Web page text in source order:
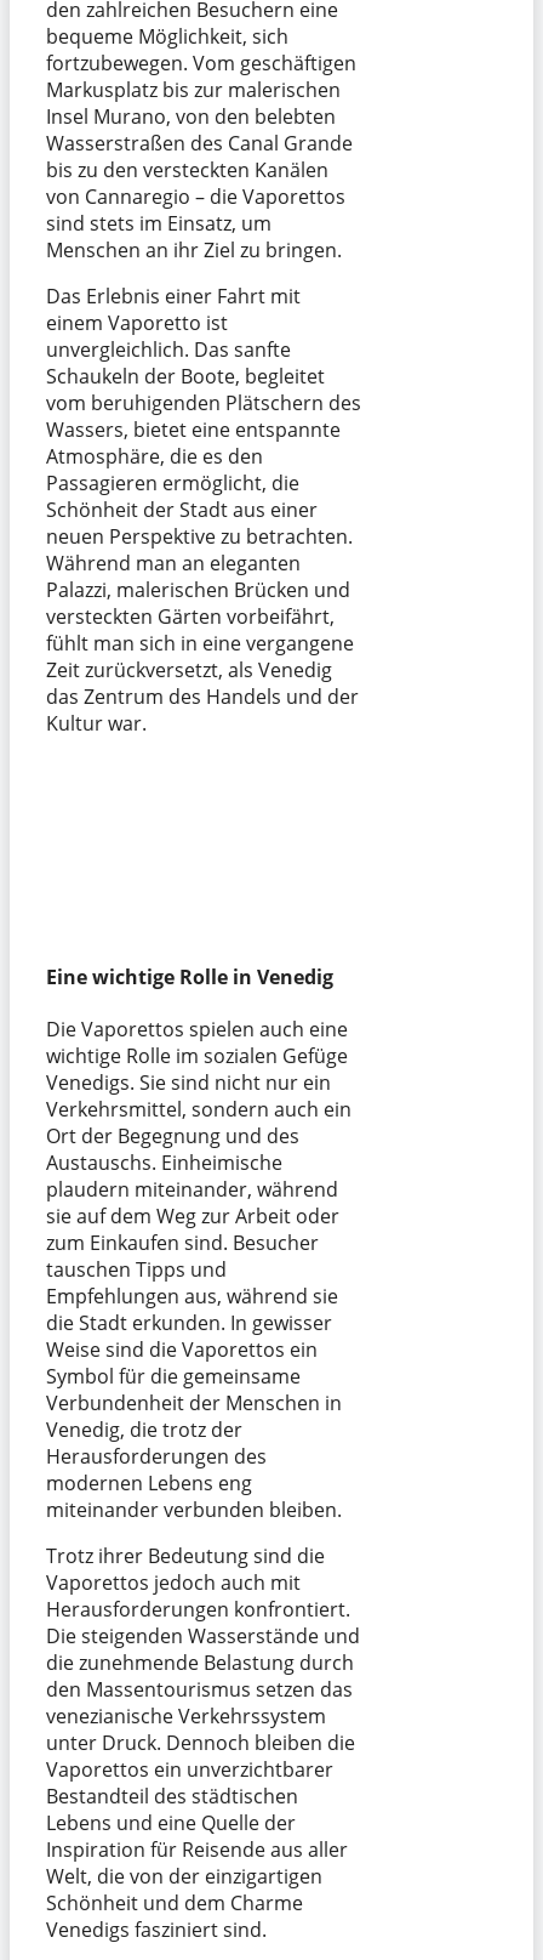
den zahlreichen Besuchern eine
bequeme Möglichkeit, sich
fortzubewegen. Vom geschäftigen
Markusplatz bis zur malerischen
Insel Murano, von den belebten
Wasserstraßen des Canal Grande
bis zu den versteckten Kanälen
von Cannaregio – die Vaporettos
sind stets im Einsatz, um
Menschen an ihr Ziel zu bringen.
Das Erlebnis einer Fahrt mit
einem Vaporetto ist
unvergleichlich. Das sanfte
Schaukeln der Boote, begleitet
vom beruhigenden Plätschern des
Wassers, bietet eine entspannte
Atmosphäre, die es den
Passagieren ermöglicht, die
Schönheit der Stadt aus einer
neuen Perspektive zu betrachten.
Während man an eleganten
Palazzi, malerischen Brücken und
versteckten Gärten vorbeifährt,
fühlt man sich in eine vergangene
Zeit zurückversetzt, als Venedig
das Zentrum des Handels und der
Kultur war.
Eine wichtige Rolle in Venedig
Die Vaporettos spielen auch eine
wichtige Rolle im sozialen Gefüge
Venedigs. Sie sind nicht nur ein
Verkehrsmittel, sondern auch ein
Ort der Begegnung und des
Austauschs. Einheimische
plaudern miteinander, während
sie auf dem Weg zur Arbeit oder
zum Einkaufen sind. Besucher
tauschen Tipps und
Empfehlungen aus, während sie
die Stadt erkunden. In gewisser
Weise sind die Vaporettos ein
Symbol für die gemeinsame
Verbundenheit der Menschen in
Venedig, die trotz der
Herausforderungen des
modernen Lebens eng
miteinander verbunden bleiben.
Trotz ihrer Bedeutung sind die
Vaporettos jedoch auch mit
Herausforderungen konfrontiert.
Die steigenden Wasserstände und
die zunehmende Belastung durch
den Massentourismus setzen das
venezianische Verkehrssystem
unter Druck. Dennoch bleiben die
Vaporettos ein unverzichtbarer
Bestandteil des städtischen
Lebens und eine Quelle der
Inspiration für Reisende aus aller
Welt, die von der einzigartigen
Schönheit und dem Charme
Venedigs fasziniert sind.